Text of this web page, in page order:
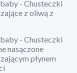
- Chusteczki
z oliwą z
- Chusteczki
nasączone
płynem